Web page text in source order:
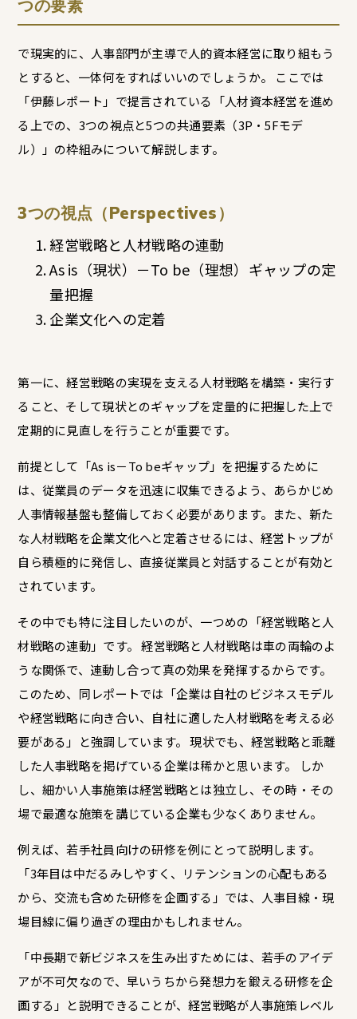
つの要素
で現実的に、人事部門が主導で人的資本経営に取り組もう
とすると、一体何をすればいいのでしょうか。 ここでは
「伊藤レポート」で提言されている「人材資本経営を進め
る上での、3つの視点と5つの共通要素（3P・5Fモデ
ル）」の枠組みについて解説します。
3つの視点（Perspectives）
経営戦略と人材戦略の連動
As is（現状）－To be（理想）ギャップの定
量把握
企業文化への定着
第一に、経営戦略の実現を支える人材戦略を構築・実行す
ること、そして現状とのギャップを定量的に把握した上で
定期的に見直しを行うことが重要です。
前提として「As is－To beギャップ」を把握するために
は、従業員のデータを迅速に収集できるよう、あらかじめ
人事情報基盤も整備しておく必要があります。また、新た
な人材戦略を企業文化へと定着させるには、経営トップが
自ら積極的に発信し、直接従業員と対話することが有効と
されています。
その中でも特に注目したいのが、一つめの「経営戦略と人
材戦略の連動」です。 経営戦略と人材戦略は車の両輪のよ
うな関係で、連動し合って真の効果を発揮するからです。
このため、同レポートでは「企業は自社のビジネスモデル
や経営戦略に向き合い、自社に適した人材戦略を考える必
要がある」と強調しています。 現状でも、経営戦略と乖離
した人事戦略を掲げている企業は稀かと思います。 しか
し、細かい人事施策は経営戦略とは独立し、その時・その
場で最適な施策を講じている企業も少なくありません。
例えば、若手社員向けの研修を例にとって説明します。
「3年目は中だるみしやすく、リテンションの心配もある
から、交流も含めた研修を企画する」では、人事目線・現
場目線に偏り過ぎの理由かもしれません。
「中長期で新ビジネスを生み出すためには、若手のアイデ
アが不可欠なので、早いうちから発想力を鍛える研修を企
画する」と説明できることが、経営戦略が人事施策レベル